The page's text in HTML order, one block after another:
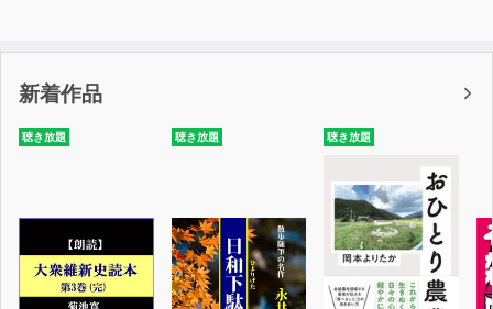
「40代でも遅くない。すぐに英語を勉強してください」
村上憲郎（元グーグル日本法人名誉会長）
「英語を習得するには、あと1760時間かかる」坪谷ニュ
ウエル郁子（内閣官房教育再生実行アドバイザー、国際バ
「有史以来最大のチャンス。みんないそげ！」藤岡頼光
（セブ島最大の英会話学校「QQ English」を経営）
「英語を学ぶことを通じて思考が広がった」三木裕明（ゲ
新着作品
聴き放題 聴き放題 聴き放題